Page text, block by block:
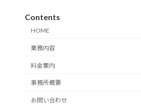
Contents
HOME
業務内容
料金案内
事務所概要
お問い合わせ